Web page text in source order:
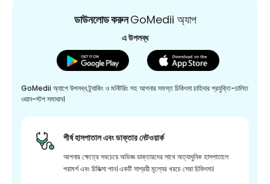
ডাউনলোড করুনGoMedii অ্যাপ
এ উপলব্ধ
GoMedii অ্যাপে উপলব্ধ ট্র্যাকিং ও মনিটরিং সহ আপনার সমস্ত চিকিৎসা চাহিদার প্রযুক্তি-চালিত
ওয়ান-স্টপ সমাধান।
শীর্ষ হাসপাতাল এবং ডাক্তার নেটওয়ার্ক
আপনার ক্ষেত্রে সবচেয়ে অভিজ্ঞ ডাক্তারদের সাথে অত্যাধুনিক হাসপাতালে
পরামর্শ এবং চিকিত্সা পান। একটি সাশ্রয়ী মূল্যের খরচে সেরা চিকিৎসা।